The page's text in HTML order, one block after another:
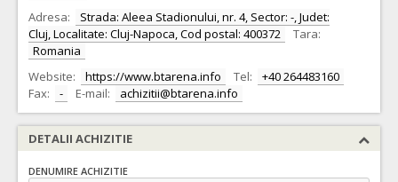
Adresa:
Strada: Aleea Stadionului, nr. 4, Sector: -, Judet:
Cluj, Localitate: Cluj-Napoca, Cod postal: 400372
Tara:
Romania
Website:
https://www.btarena.info Tel:
+40 264483160
Fax:
- E-mail: achizitii@btarena.info
DETALII ACHIZITIE
DENUMIRE ACHIZITIE